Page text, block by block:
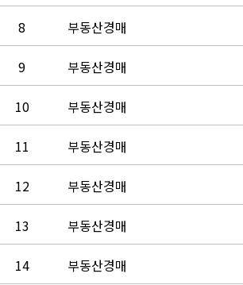
8 부동산경매
9 부동산경매
10 부동산경매
11 부동산경매
12 부동산경매
13 부동산경매
14 부동산경매